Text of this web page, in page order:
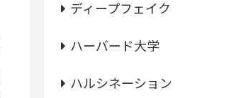
ディープフェイク
ハーバード大学
ハルシネーション